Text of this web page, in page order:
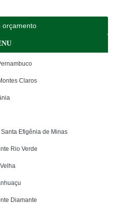
orçamento
Claros
Efigênia de Minas
Rio Verde
Diamante